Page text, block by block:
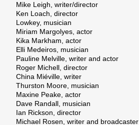
Mike Leigh, writer/director
Ken Loach, director
Lowkey, musician
Miriam Margolyes, actor
Kika Markham, actor
Elli Medeiros, musician
Pauline Melville, writer and actor
Roger Michell, director
China Miéville, writer
Thurston Moore, musician
Maxine Peake, actor
Dave Randall, musician
Ian Rickson, director
Michael Rosen, writer and broadcaster